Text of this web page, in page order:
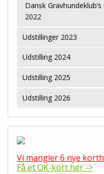
Dansk
2022
Udstillinger 2023
Udstilling 2024
Udstilling 2025
Udstilling 2026
Vi mangler 6 nye
Få et OK-kort her ->